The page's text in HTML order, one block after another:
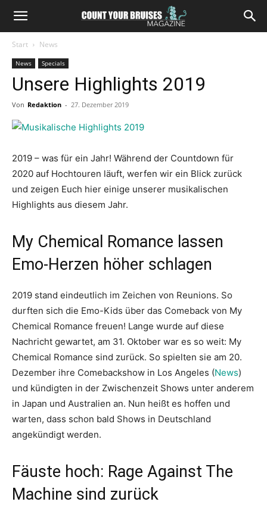
Start News
News Specials
Unsere Highlights 2019
Von Redaktion - 27. Dezember 2019
2019 – was für ein Jahr! Während der Countdown für
2020 auf Hochtouren läuft, werfen wir ein Blick zurück
und zeigen Euch hier einige unserer musikalischen
Highlights aus diesem Jahr.
My Chemical Romance lassen
Emo-Herzen höher schlagen
2019 stand eindeutlich im Zeichen von Reunions. So
durften sich die Emo-Kids über das Comeback von My
Chemical Romance freuen! Lange wurde auf diese
Nachricht gewartet, am 31. Oktober war es so weit: My
Chemical Romance sind zurück. So spielten sie am 20.
Dezember ihre Comebackshow in Los Angeles (News)
und kündigten in der Zwischenzeit Shows unter anderem
in Japan und Australien an. Nun heißt es hoffen und
warten, dass schon bald Shows in Deutschland
angekündigt werden.
Fäuste hoch: Rage Against The
Machine sind zurück